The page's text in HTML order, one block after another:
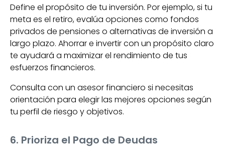
Define el propósito de tu inversión. Por ejemplo, si tu
meta es el retiro, evalúa opciones como fondos
privados de pensiones o alternativas de inversión a
largo plazo. Ahorrar e invertir con un propósito claro
te ayudará a maximizar el rendimiento de tus
esfuerzos financieros.
Consulta con un asesor financiero si necesitas
orientación para elegir las mejores opciones según
tu perfil de riesgo y objetivos.
6. Prioriza el Pago de Deudas